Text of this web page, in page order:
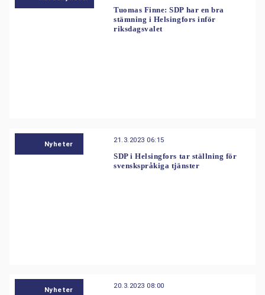
Tuomas Finne: SDP har en bra
stämning i Helsingfors inför
riksdagsvalet
Nyheter 21.3.2023 06:15
SDP i Helsingfors tar ställning för
svenskspråkiga tjänster
Nyheter 20.3.2023 08:00